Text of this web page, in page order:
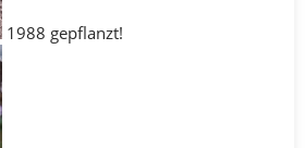
1988 gepflanzt!